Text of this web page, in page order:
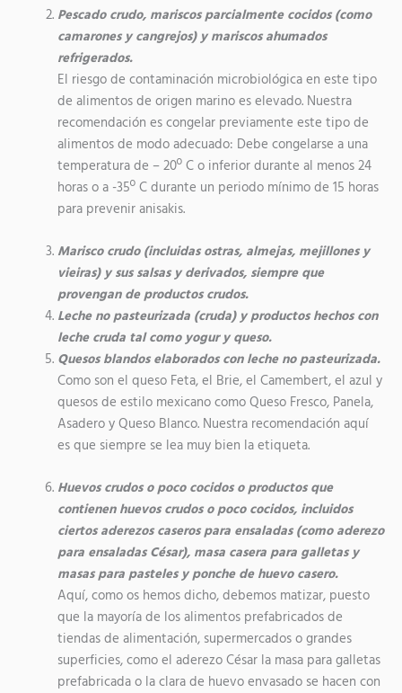
Pescado crudo, mariscos parcialmente cocidos (como
camarones y cangrejos) y mariscos ahumados
refrigerados.
El riesgo de contaminación microbiológica en este tipo
de alimentos de origen marino es elevado. Nuestra
recomendación es congelar previamente este tipo de
alimentos de modo adecuado: Debe congelarse a una
temperatura de – 20º C o inferior durante al menos 24
horas o a -35º C durante un periodo mínimo de 15 horas
para prevenir anisakis.
Marisco crudo (incluidas ostras, almejas, mejillones y
vieiras) y sus salsas y derivados, siempre que
provengan de productos crudos.
Leche no pasteurizada (cruda) y productos hechos con
leche cruda tal como yogur y queso.
Quesos blandos elaborados con leche no pasteurizada.
Como son el queso Feta, el Brie, el Camembert, el azul y
quesos de estilo mexicano como Queso Fresco, Panela,
Asadero y Queso Blanco. Nuestra recomendación aquí
es que siempre se lea muy bien la etiqueta.
Huevos crudos o poco cocidos o productos que
contienen huevos crudos o poco cocidos, incluidos
ciertos aderezos caseros para ensaladas (como aderezo
para ensaladas César), masa casera para galletas y
masas para pasteles y ponche de huevo casero.
Aquí, como os hemos dicho, debemos matizar, puesto
que la mayoría de los alimentos prefabricados de
tiendas de alimentación, supermercados o grandes
superficies, como el aderezo César la masa para galletas
prefabricada o la clara de huevo envasado se hacen con